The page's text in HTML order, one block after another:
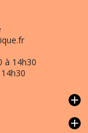
à 14h30
add
add